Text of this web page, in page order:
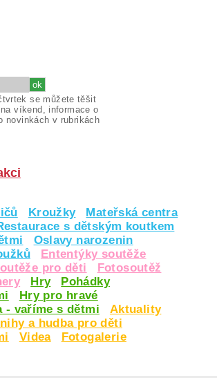
se můžete těšit
víkend, informace o
novinkách v rubrikách
Kroužky
Mateřská centra
s dětským koutkem
Oslavy narozenin
Ententýky soutěže
pro děti
Fotosoutěž
Hry
Pohádky
Hry pro hravé
- vaříme s dětmi
Aktuality
a hudba pro děti
Videa
Fotogalerie